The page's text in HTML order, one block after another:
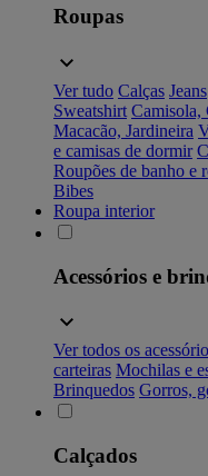
Roupas
Ver tudo Calças Jeans
Sweatshirt Camisola,
Macacão, Jardineira
e camisas de dormir
Roupões de banho e
Bibes
Roupa interior
Acessórios e
Ver todos os
carteiras Mochilas e
Brinquedos Gorros,
Calçados